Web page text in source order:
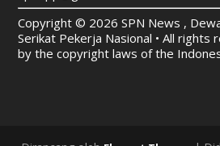
Copyright © 2026 SPN News ,
Serikat Pekerja Nasional • All
by the copyright laws of the